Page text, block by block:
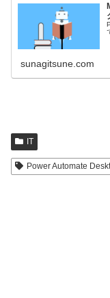
sunagitsune.com
IT
Power Automate